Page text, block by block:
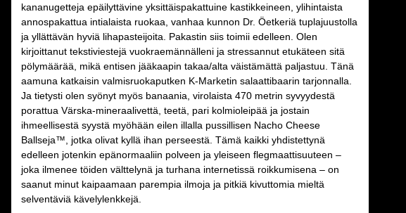
kananugetteja epäilyttävine yksittäispakattuine kastikkeineen, ylihintaista
annospakattua intialaista ruokaa, vanhaa kunnon Dr. Öetkeriä tuplajuustolla
ja yllättävän hyviä lihapasteijoita. Pakastin siis toimii edelleen. Olen
kirjoittanut tekstiviestejä vuokraemännälleni ja stressannut etukäteen sitä
pölymäärää, mikä entisen jääkaapin takaa/alta väistämättä paljastuu. Tänä
aamuna katkaisin valmisruokaputken K-Marketin salaattibaarin tarjonnalla.
Ja tietysti olen syönyt myös banaania, virolaista 470 metrin syvyydestä
porattua Värska-mineraalivettä, teetä, pari kolmioleipää ja jostain
ihmeellisestä syystä myöhään eilen illalla pussillisen Nacho Cheese
Ballseja™, jotka olivat kyllä ihan perseestä. Tämä kaikki yhdistettynä
edelleen jotenkin epänormaaliin polveen ja yleiseen flegmaattisuuteen –
joka ilmenee töiden välttelynä ja turhana internetissä roikkumisena – on
saanut minut kaipaamaan parempia ilmoja ja pitkiä kivuttomia mieltä
selventäviä kävelylenkkejä.